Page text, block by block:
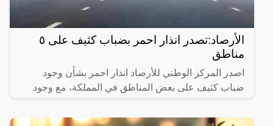
الأرصاد:تصدر انذار احمر بضباب كثيف على ٥
مناطق
اصدر المركز الوطني للأرصاد انذار احمر بشأن وجود
ضباب كثيف على بعض المناطق في المملكة، مع وجود
على بعض